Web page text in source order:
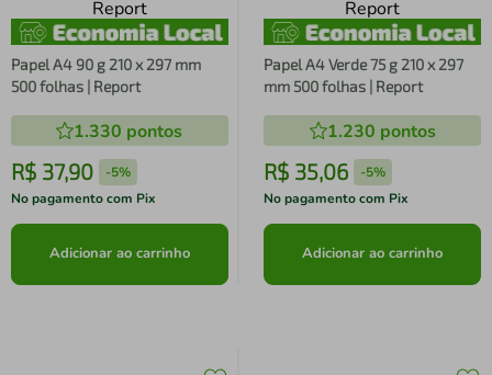
Papel A4 90 g 210 x 297 mm
500 folhas | Report
1.330 pontos
R$ 37,90 -5%
No pagamento com Pix
Adicionar ao carrinho
Papel A4 Verde 75 g 210 x 297
mm 500 folhas | Report
1.230 pontos
R$ 35,06 -5%
No pagamento com Pix
Adicionar ao carrinho